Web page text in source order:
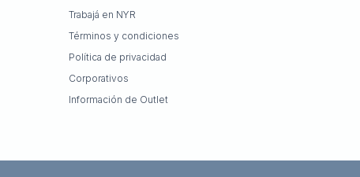
Trabajá en NYR
Términos y condiciones
Política de privacidad
Corporativos
Información de Outlet